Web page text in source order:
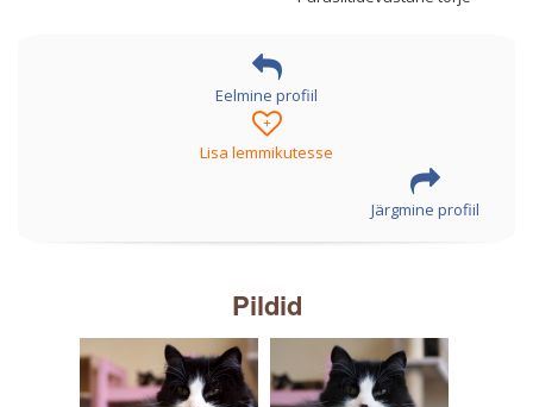
Eelmine profiil
+
Lisa lemmikutesse
Järgmine profiil
Pildid